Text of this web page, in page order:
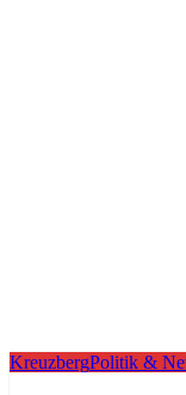
KreuzbergPolitik &